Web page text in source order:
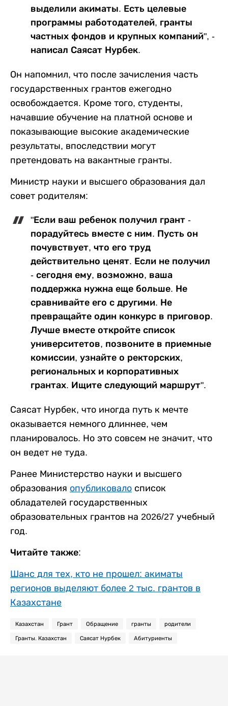
выделили акиматы. Есть целевые
программы работодателей, гранты
частных фондов и крупных компаний", -
написал Саясат Нурбек.
Он напомнил, что после зачисления часть
государственных грантов ежегодно
освобождается. Кроме того, студенты,
начавшие обучение на платной основе и
показывающие высокие академические
результаты, впоследствии могут
претендовать на вакантные гранты.
Министр науки и высшего образования дал
совет родителям:
"Если ваш ребенок получил грант -
порадуйтесь вместе с ним. Пусть он
почувствует, что его труд
действительно ценят. Если не получил
- сегодня ему, возможно, ваша
поддержка нужна еще больше. Не
сравнивайте его с другими. Не
превращайте один конкурс в приговор.
Лучше вместе откройте список
университетов, позвоните в приемные
комиссии, узнайте о ректорских,
региональных и корпоративных
грантах. Ищите следующий маршрут".
Саясат Нурбек, что иногда путь к мечте
оказывается немного длиннее, чем
планировалось. Но это совсем не значит, что
он ведет не туда.
Ранее Министерство науки и высшего
образования опубликовало список
обладателей государственных
образовательных грантов на 2026/27 учебный
год.
Читайте также:
Шанс для тех, кто не прошел: акиматы
регионов выделяют более 2 тыс. грантов в
Казахстане
Казахстан Грант Обращение гранты родители
Гранты. Казахстан Саясат Нурбек Абитуриенты